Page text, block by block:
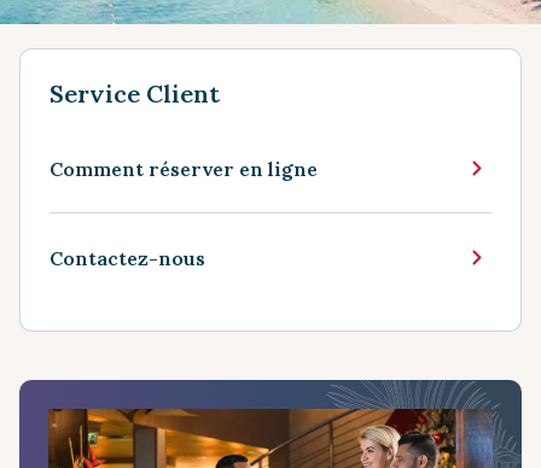
Service Client
Comment réserver en ligne
Contactez-nous